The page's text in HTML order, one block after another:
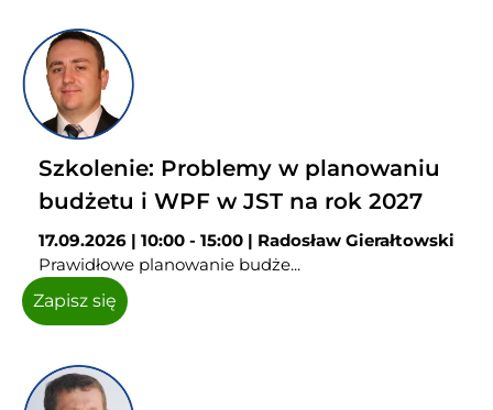
Szkolenie: Problemy w planowaniu
budżetu i WPF w JST na rok 2027
17.09.2026 | 10:00 - 15:00 | Radosław Gierałtowski
Prawidłowe planowanie budże...
Zapisz się